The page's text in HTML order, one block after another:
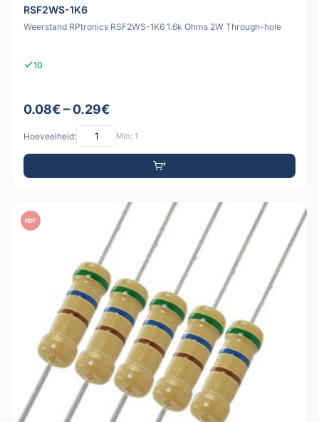
RSF2WS-1K6
Weerstand RPtronics RSF2WS-1K6 1.6k Ohms 2W Through-hole
10
0.08€ – 0.29€
Hoeveelheid: Min: 1
PDF